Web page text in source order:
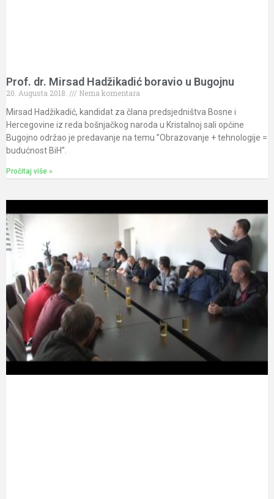
Prof. dr. Mirsad Hadžikadić boravio u Bugojnu
20. Augusta 2018.
Nema komentara
Mirsad Hadžikadić, kandidat za člana predsjedništva Bosne i
Hercegovine iz reda bošnjačkog naroda u Kristalnoj sali općine
Bugojno održao je predavanje na temu ”Obrazovanje + tehnologije =
budućnost BiH”.
Pročitaj više »